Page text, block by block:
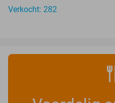
Verkocht: 282